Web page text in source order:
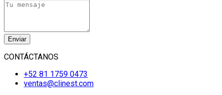
Enviar
CONTÁCTANOS
+52 81 1759 0473
ventas@clinest.com